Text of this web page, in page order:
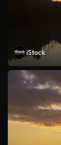
iStock